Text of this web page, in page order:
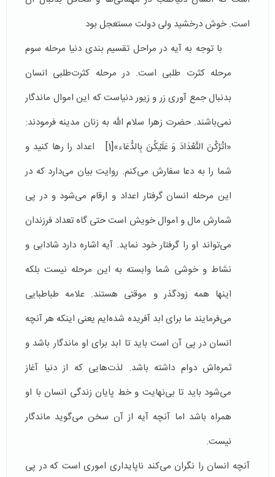
است. خوش درخشید ولی دولت مستعجل بود
با توجه به آیه در مراحل تقسیم بندی دنیا مرحله سوم
مرحله کثرت طلبی است. در مرحله کثرت‌طلبی انسان
بدنبال جمع آوری زر و زیور دنیاست که این اموال ماندگار
نمی‌باشند. حضرت زهرا سلام الله به زنان مدینه فرمودند:
«اتْرُكْنَ‏ التَّعْدَادَ وَ عَلَيْكُنَ‏ بِالدُّعَاء»[1]
اعداد را رها کنید و
شما را به دعا سفارش می‌کنم. روایت بیان می‌دارد که در
این مرحله انسان گرفتار اعداد و ارقام می‌شود و در پی
شمارش مال و اموال خویش است حتی گاه تعداد فرزندان
می‌تواند او را گرفتار خود نماید. آیه اشاره دارد شادابی و
نشاط و خوشی شما وابسته به این مرحله نیست بلکه
اینها همه زودگذر و موقتی هستند. علامه طباطبایی
می‌فرمایند ما برای ابد آفریده شده‌ایم یعنی اینکه هر آنچه
انسان در پی آن است باید تا ابد برای او ماندگار باشد و
ثمره‌اش دوام داشته باشد. لذت‌هایی که از دنیا آغاز
می‌شود باید تا بی‌نهایت و خط پایان زندگی انسان با او
همراه باشد اما آنچه آیه از آن سخن می‌گوید ماندگار
نیست.
آنچه انسان را نگران می‌کند ناپایداری اموری است که در پی